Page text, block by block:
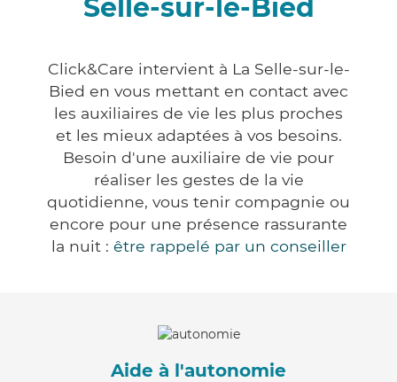
Selle-sur-le-Bied
Click&Care intervient à La Selle-sur-le-
Bied en vous mettant en contact avec
les auxiliaires de vie les plus proches
et les mieux adaptées à vos besoins.
Besoin d'une auxiliaire de vie pour
réaliser les gestes de la vie
quotidienne, vous tenir compagnie ou
encore pour une présence rassurante
la nuit : être rappelé par un conseiller
Aide à l'autonomie